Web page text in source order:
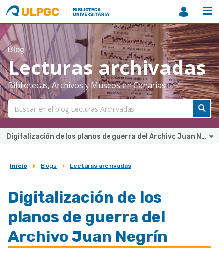
ULPGC
Biblioteca
ULPGC
Blog
Lecturas archivadas
Bibliotecas, Archivos y Museos en Canarias
Digitalización de los planos de guerra del Archivo Juan Negrín
Sobrescribir
de
ayuda
a
la
Inicio Blogs Lecturas archivadas
Digitalización de los
planos de guerra del
Archivo Juan Negrín